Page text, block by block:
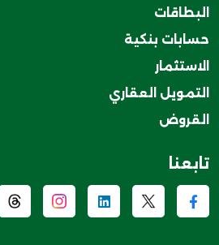
البطاقات
حسابات بنكية
الاستثمار
التمويل العقاري
القروض
تابعنا